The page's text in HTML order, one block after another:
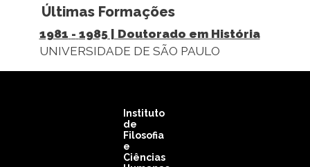
Últimas Formações
1981 - 1985| Doutorado em História
UNIVERSIDADE DE SÃO PAULO
Instituto
de
Filosofia
e
Ciências